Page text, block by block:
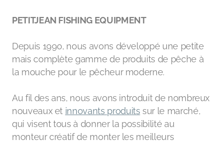
PETITJEAN FISHING EQUIPMENT
Depuis 1990, nous avons développé une petite
mais complète gamme de produits de pêche à
la mouche pour le pêcheur moderne.
Au fil des ans, nous avons introduit de nombreux
nouveaux et innovants produits sur le marché,
qui visent tous à donner la possibilité au
monteur créatif de monter les meilleurs
Accessoires de pêche